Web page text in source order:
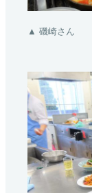
▲ 磯崎さん